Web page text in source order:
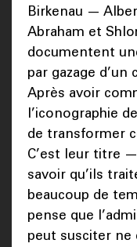
Birkenau —
Abraham et
documentent
par gazage
Après avoir
l’iconographie
de transformer
C’est leur titre
savoir qu’ils
beaucoup de
pense que
peut susciter ne